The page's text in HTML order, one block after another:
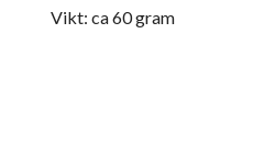
Vikt: ca 60 gram